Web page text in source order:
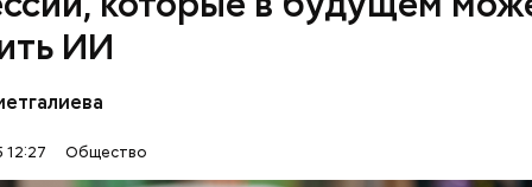
ИИ
12:27 Общество